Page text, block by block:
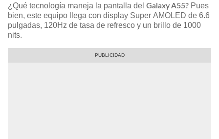
¿Qué tecnología maneja la pantalla del Galaxy A55? Pues
bien, este equipo llega con display Super AMOLED de 6.6
pulgadas, 120Hz de tasa de refresco y un brillo de 1000
nits.